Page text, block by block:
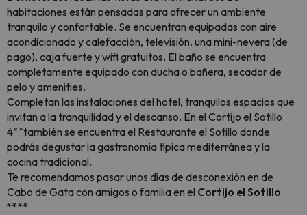
habitaciones están pensadas para ofrecer un ambiente
tranquilo y confortable. Se encuentran equipadas con aire
acondicionado y calefacción, televisión, una mini-nevera (de
pago), caja fuerte y wifi gratuitos. El baño se encuentra
completamente equipado con ducha o bañera, secador de
pelo y amenities.
Completan las instalaciones del hotel, tranquilos espacios que
invitan a la tranquilidad y el descanso. En el Cortijo el Sotillo
4*^también se encuentra el Restaurante el Sotillo donde
podrás degustar la gastronomía típica mediterránea y la
cocina tradicional.
Te recomendamos pasar unos días de desconexión en de
Cabo de Gata con amigos o familia en el Cortijo el Sotillo
****